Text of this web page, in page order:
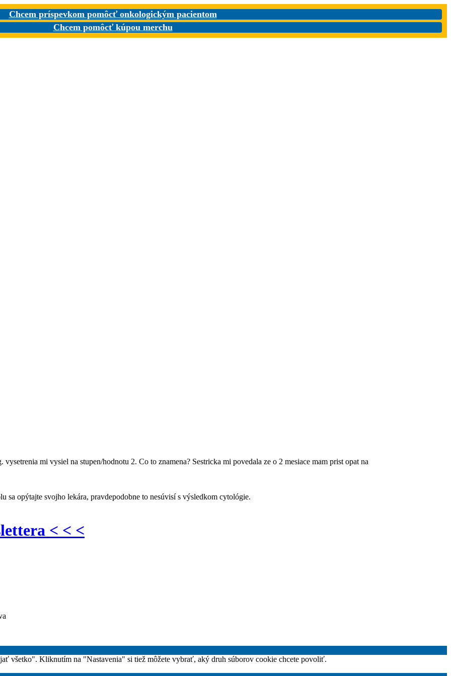
Chcem príspevkom pomôcť onkologickým pacientom
Chcem pomôcť kúpou merchu
mi vysiel na stupen/hodnotu 2. Co to znamena? Sestricka mi povedala ze o 2 mesiace mam prist opat na
opýtajte svojho lekára, pravdepodobne to nesúvisí s výsledkom cytológie.
< < <
všetko". Kliknutím na "Nastavenia" si tiež môžete vybrať, aký druh súborov cookie chcete povoliť.